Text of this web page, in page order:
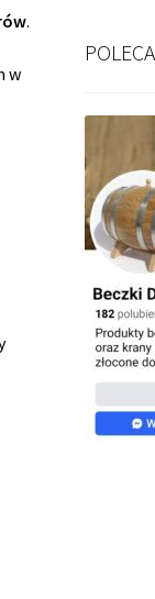
.
w